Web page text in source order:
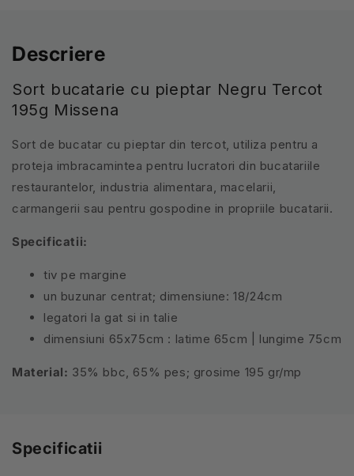
Descriere
Sort bucatarie cu pieptar Negru Tercot
195g Missena
Sort de bucatar cu pieptar din tercot, utiliza pentru a
proteja imbracamintea pentru lucratori din bucatariile
restaurantelor, industria alimentara, macelarii,
carmangerii sau pentru gospodine in propriile bucatarii.
Specificatii:
tiv pe margine
un buzunar centrat; dimensiune: 18/24cm
legatori la gat si in talie
dimensiuni 65x75cm : latime 65cm | lungime 75cm
Material: 35% bbc, 65% pes; grosime 195 gr/mp
Specificatii